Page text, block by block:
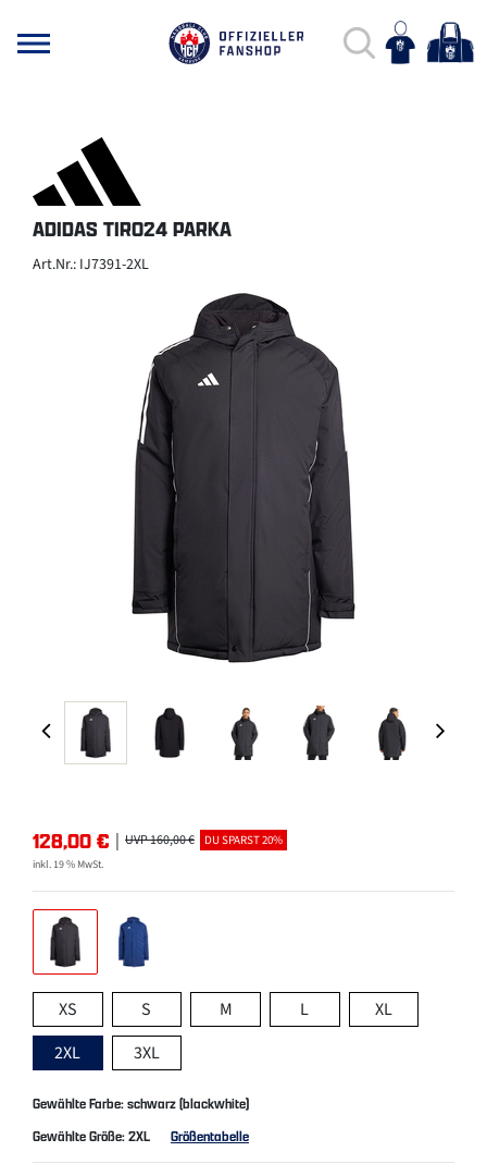
ADIDAS TIRO24 PARKA
Art.Nr.: IJ7391-2XL
128,00 € | UVP 160,00 € DU SPARST 20%
inkl. 19 % MwSt.
XS S M L
XL
2XL
3XL
Gewählte Farbe: schwarz (blackwhite)
Gewählte Größe:2XL Größentabelle